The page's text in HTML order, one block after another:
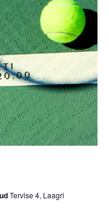
Tervise 4, Laagri